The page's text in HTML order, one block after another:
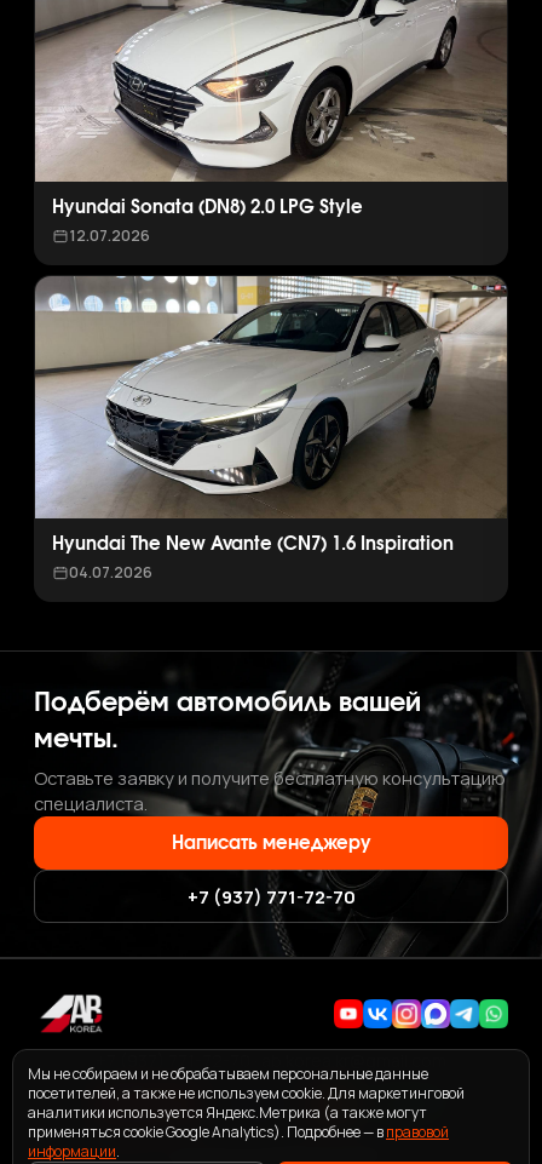
Hyundai Sonata (DN8) 2.0 LPG Style
12.07.2026
Hyundai The New Avante (CN7) 1.6 Inspiration
04.07.2026
Подберём автомобиль вашей
мечты.
Оставьте заявку и получите бесплатную консультацию
специалиста.
Написать менеджеру
+7 (937) 771-72-70
ПОЛЬЗОВАТЕЛЬСКОЕ СОГЛАШЕНИЕ СЕРВИСА ABKOREA
Мы не собираем и не обрабатываем персональные данные
посетителей, а также не используем cookie. Для маркетинговой
аналитики используется Яндекс.Метрика (а также могут
применяться cookie Google Analytics). Подробнее — вправовой
информации.